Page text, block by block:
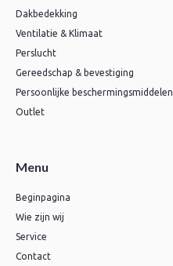
Dakbedekking
Ventilatie & Klimaat
Perslucht
Gereedschap & bevestiging
Persoonlijke beschermingsmiddelen
Outlet
Menu
Beginpagina
Wie zijn wij
Service
Contact